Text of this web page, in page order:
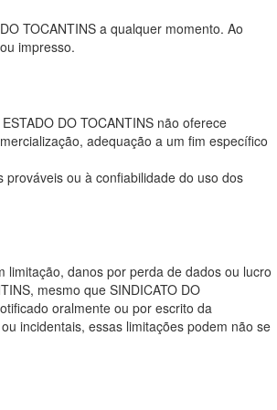
TOCANTINS a qualquer momento. Ao
impresso.
DO TOCANTINS não oferece
adequação a um fim específico
prováveis ​​ou à confiabilidade do uso dos
limitação, danos por perda de dados ou lucro
mesmo que SINDICATO DO
oralmente ou por escrito da
incidentais, essas limitações podem não se